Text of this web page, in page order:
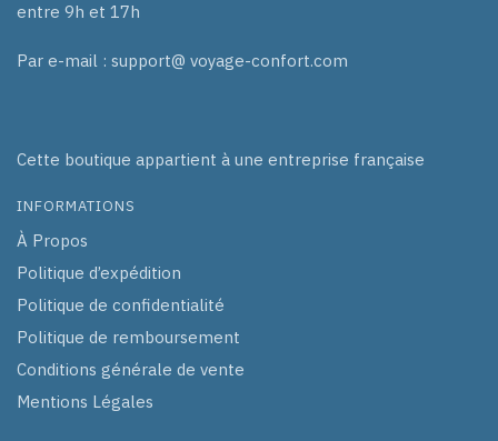
entre 9h et 17h
Par e-mail : support@ voyage-confort.com
Cette boutique appartient à une entreprise française
INFORMATIONS
À Propos
Politique d’expédition
Politique de confidentialité
Politique de remboursement
Conditions générale de vente
Mentions Légales